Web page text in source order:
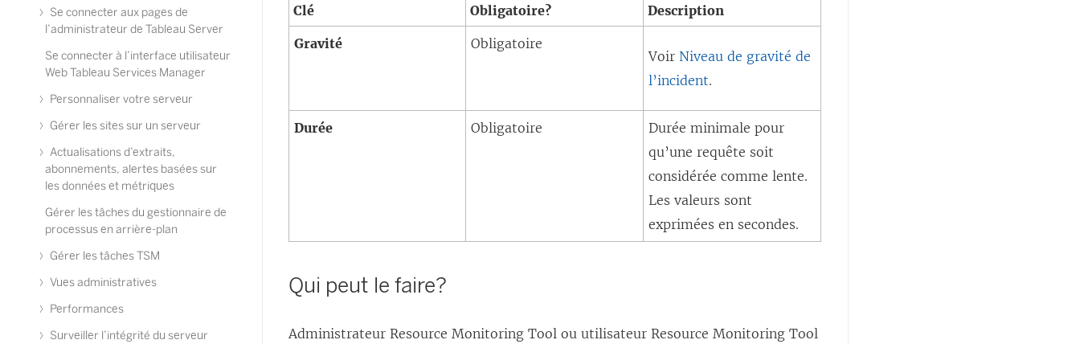
Se connecter aux pages de
l’administrateur de Tableau Server
Se connecter à l’interface utilisateur
Web Tableau Services Manager
Personnaliser votre serveur
Gérer les sites sur un serveur
Actualisations d’extraits,
abonnements, alertes basées sur
les données et métriques
Gérer les tâches du gestionnaire de
processus en arrière-plan
Gérer les tâches TSM
Vues administratives
Performances
Surveiller l’intégrité du serveur
Clé Obligatoire? Description
Gravité
Obligatoire
Voir Niveau de gravité de
l’incident.
Durée Obligatoire
Durée minimale pour
qu’une requête soit
considérée comme lente.
Les valeurs sont
exprimées en secondes.
Qui peut le faire?
AdministrateurResource Monitoring Tool ou utilisateurResource Monitoring Tool